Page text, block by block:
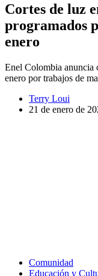
Cortes de luz
programados
enero
Enel Colombia anuncia
enero por trabajos de
Terry Loui
21 de enero de
Comunidad
Educación y